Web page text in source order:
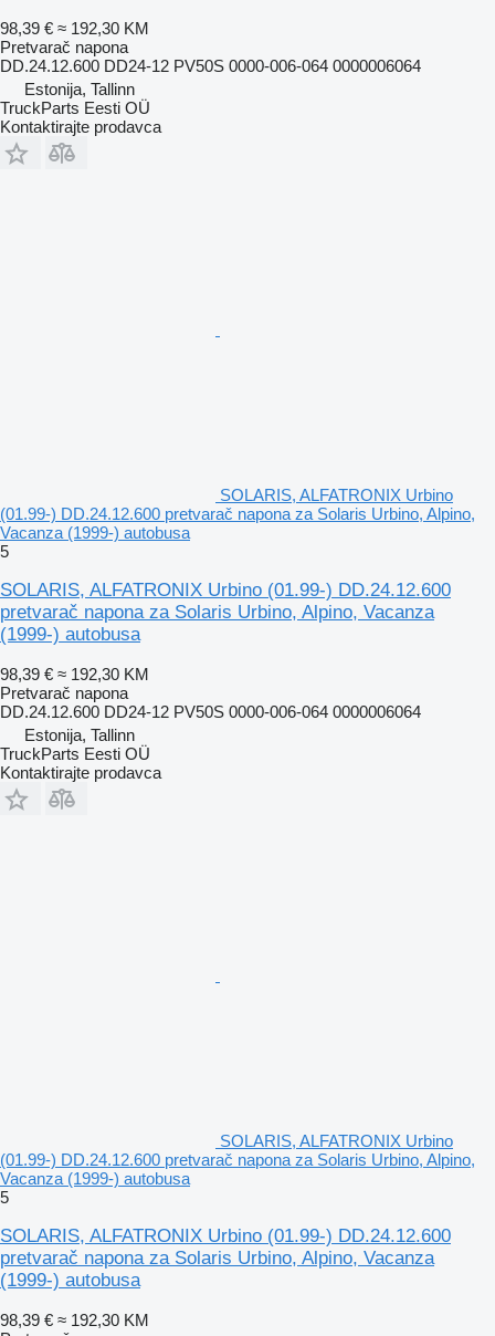
98,39 € ≈ 192,30 KM
Pretvarač napona
DD.24.12.600 DD24-12 PV50S 0000-006-064 0000006064
Estonija, Tallinn
TruckParts Eesti OÜ
Kontaktirajte prodavca
SOLARIS, ALFATRONIX Urbino
(01.99-) DD.24.12.600 pretvarač napona za Solaris Urbino, Alpino,
Vacanza (1999-) autobusa
5
SOLARIS, ALFATRONIX Urbino (01.99-) DD.24.12.600
pretvarač napona za Solaris Urbino, Alpino, Vacanza
(1999-) autobusa
98,39 € ≈ 192,30 KM
Pretvarač napona
DD.24.12.600 DD24-12 PV50S 0000-006-064 0000006064
Estonija, Tallinn
TruckParts Eesti OÜ
Kontaktirajte prodavca
SOLARIS, ALFATRONIX Urbino
(01.99-) DD.24.12.600 pretvarač napona za Solaris Urbino, Alpino,
Vacanza (1999-) autobusa
5
SOLARIS, ALFATRONIX Urbino (01.99-) DD.24.12.600
pretvarač napona za Solaris Urbino, Alpino, Vacanza
(1999-) autobusa
98,39 € ≈ 192,30 KM